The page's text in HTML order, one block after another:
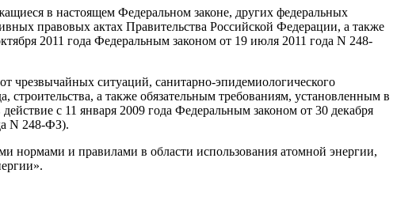
в настоящем Федеральном законе, других федеральных
правовых актах Правительства Российской Федерации, а также
2011 года Федеральным законом от 19 июля 2011 года N 248-
чрезвычайных ситуаций, санитарно-эпидемиологического
а также обязательным требованиям, установленным в
с 11 января 2009 года Федеральным законом от 30 декабря
N 248-ФЗ).
нормами и правилами в области использования атомной энергии,